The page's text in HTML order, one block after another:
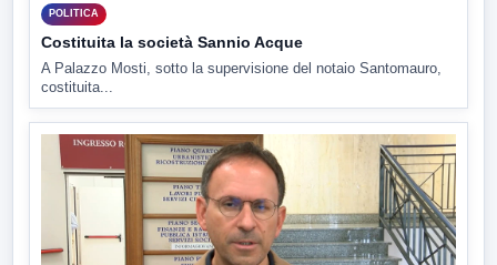
POLITICA
Costituita la società Sannio Acque
A Palazzo Mosti, sotto la supervisione del notaio Santomauro,
costituita...